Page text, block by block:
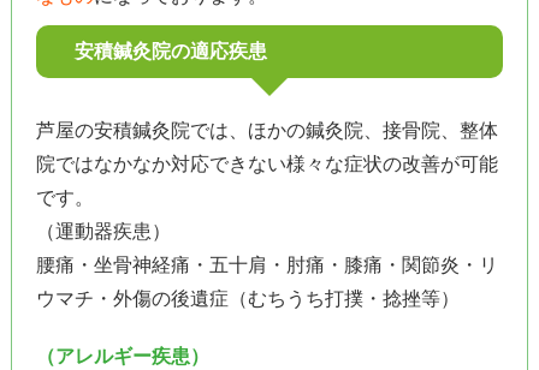
安積鍼灸院の適応疾患
芦屋の安積鍼灸院では、ほかの鍼灸院、接骨院、整体
院ではなかなか対応できない様々な症状の改善が可能
です。
（運動器疾患）
腰痛・坐骨神経痛・五十肩・肘痛・膝痛・関節炎・リ
ウマチ・外傷の後遺症（むちうち打撲・捻挫等）
（アレルギー疾患）